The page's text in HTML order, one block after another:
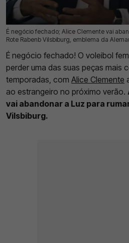
É negócio fechado; Alice Clemente vai
Rote Rabenb Vilsbiburg, emblema da
21 Mai 2026 | 12:35 | 0
É negócio fechado! O voleibol
perder uma das suas peças mais
temporadas, com Alice Clemente
ao estrangeiro no próximo verão.
vai abandonar a Luz para
Vilsbiburg.